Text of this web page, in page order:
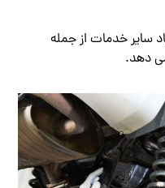
سایر خدمات از جمله
می دهد.